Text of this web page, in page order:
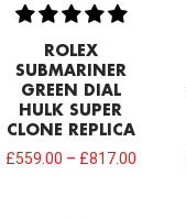
ROLEX
SUBMARINER
GREEN DIAL
HULK SUPER
CLONE REPLICA
£559.00 – £817.00